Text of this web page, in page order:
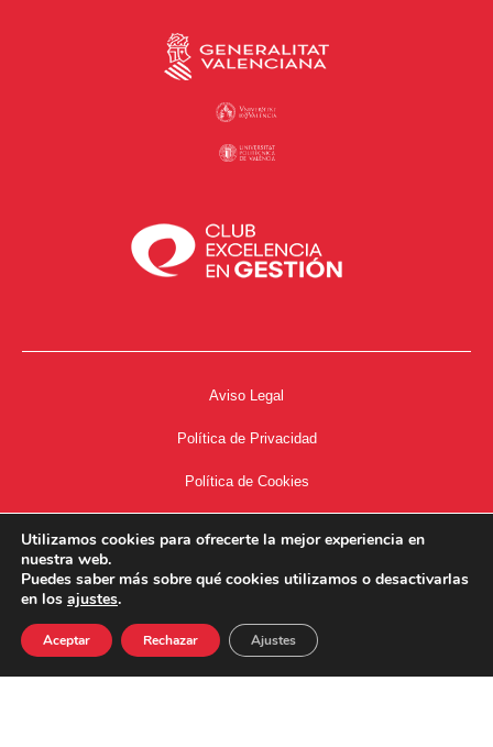
Aviso Legal
Política de Privacidad
Política de Cookies
34667504662
Utilizamos cookies para ofrecerte la mejor experiencia en
nuestra web.
Puedes saber más sobre qué cookies utilizamos o desactivarlas
en los ajustes.
Aceptar Rechazar Ajustes